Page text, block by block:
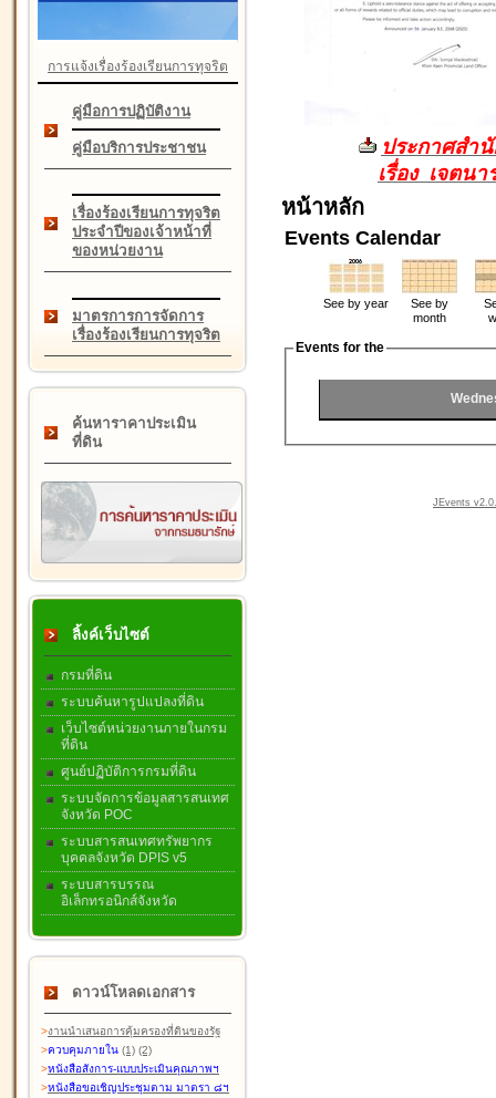
การแจ้งเรื่องร้องเรียนการทุจริต
คู่มือการปฏิบัติงาน
คู่มือบริการประชาชน
เรื่องร้องเรียนการทุจริต
ประจำปีของเจ้าหน้าที่
ของหน่วยงาน
มาตรการการจัดการ
เรื่องร้องเรียนการทุจริต
ค้นหาราคาประเมิน
ที่ดิน
ลิ้งค์เว็บไซต์
กรมที่ดิน
ระบบค้นหารูปแปลงที่ดิน
เว็บไซต์หน่วยงานภายในกรม
ที่ดิน
ศูนย์ปฏิบัติการกรมที่ดิน
ระบบจัดการข้อมูลสารสนเทศ
จังหวัด POC
ระบบสารสนเทศทรัพยากร
บุคคลจังหวัด DPIS v5
ระบบสารบรรณ
อิเล็กทรอนิกส์จังหวัด
ดาวน์โหลดเอกสาร
>งานนำเสนอการคุ้มครองที่ดินของรัฐ
>ควบคุมภายใน (1) (2)
>หนังสือสังการ-แบบประเมินคุณภาพฯ
>หนังสือขอเชิญประชุมตาม มาตรา ๘ฯ
ประกาศสำ
เรื่อง เจตน
หน้าหลัก
Events Calendar
See by year
See by
month
Events for the
JEvents